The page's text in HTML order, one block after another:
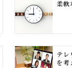
柔軟
テレ
を考